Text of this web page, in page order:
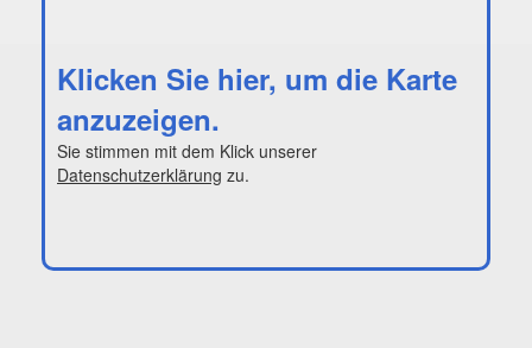
Klicken Sie hier, um die Karte
anzuzeigen.
Sie stimmen mit dem Klick unserer
Datenschutzerklärung zu.